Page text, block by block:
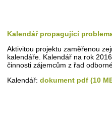
Kalendář propagující
Aktivitou projektu zaměřenou
kalendáře. Kalendář na rok
činnosti zájemcům z řad
Kalendář: dokument pdf (10